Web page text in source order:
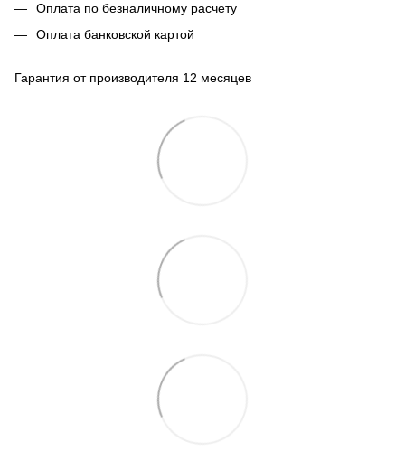
Оплата по безналичному расчету
Оплата банковской картой
Гарантия от производителя 12 месяцев